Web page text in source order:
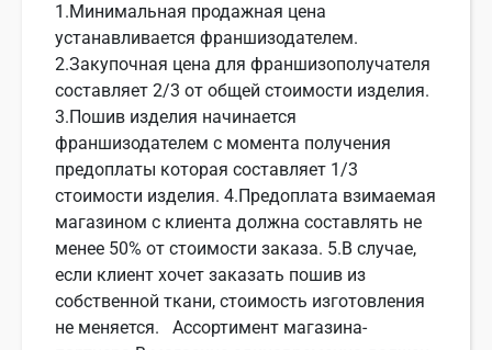
1.Минимальная продажная цена
устанавливается франшизодателем.
2.Закупочная цена для франшизополучателя
составляет 2/3 от общей стоимости изделия.
3.Пошив изделия начинается
франшизодателем с момента получения
предоплаты которая составляет 1/3
стоимости изделия. 4.Предоплата взимаемая
магазином с клиента должна составлять не
менее 50% от стоимости заказа. 5.В случае,
если клиент хочет заказать пошив из
собственной ткани, стоимость изготовления
не меняется. Ассортимент магазина-